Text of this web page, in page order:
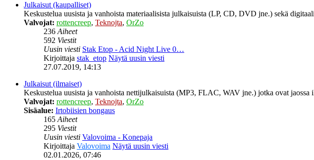
Julkaisut (kaupalliset)
Keskustelua uusista ja vanhoista materiaalisista julkaisuista (LP, CD, DVD jne.) sekä
Valvojat: rottencreep, Teknojta, OrZo
236Aiheet
592 Viestit
Uusin viesti Stak Etop - Acid Night Live 0…
Kirjoittaja stak_etop Näytä uusin viesti
27.07.2019, 14:13
Julkaisut (ilmaiset)
Keskustelua uusista ja vanhoista nettijulkaisuista (MP3, FLAC, WAV jne.) jotka ovat jaossa
Valvojat: rottencreep, Teknojta, OrZo
Sisäalue: Irtobiisien bongaus
165Aiheet
295 Viestit
Uusin viesti Valovoima - Konepaja
Kirjoittaja Valovoima Näytä uusin viesti
02.01.2026, 07:46